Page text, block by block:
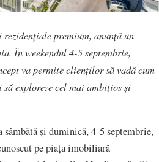
premium, anunță un
În weekendul 4-5 septembrie,
va permite clienților să vadă cum
exploreze cel mai ambițios și
și duminică, 4-5 septembrie,
pe piața imobiliară